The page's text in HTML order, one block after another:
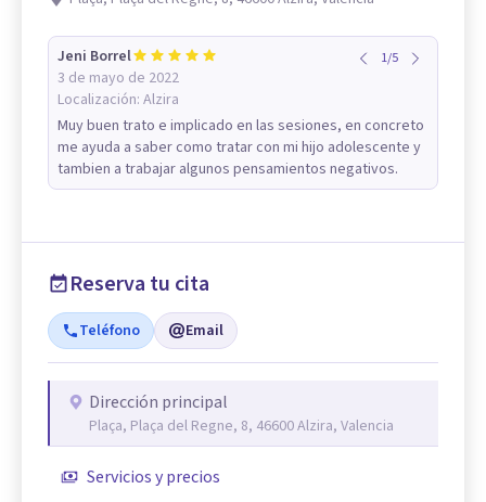
Jeni Borrel
3 de mayo de 2022
Localización: Alzira
1/5
Muy buen trato e implicado en las sesiones, en concreto
me ayuda a saber como tratar con mi hijo adolescente y
tambien a trabajar algunos pensamientos negativos.
Reserva tu cita
Teléfono Email
Dirección principal
Plaça, Plaça del Regne, 8, 46600 Alzira, Valencia
Servicios y precios